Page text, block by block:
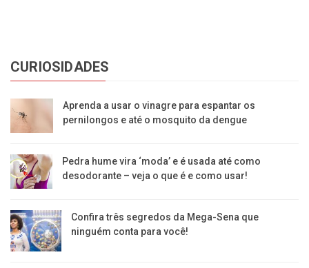
CURIOSIDADES
Aprenda a usar o vinagre para espantar os
pernilongos e até o mosquito da dengue
Pedra hume vira ‘moda’ e é usada até como
desodorante – veja o que é e como usar!
Confira três segredos da Mega-Sena que
ninguém conta para você!